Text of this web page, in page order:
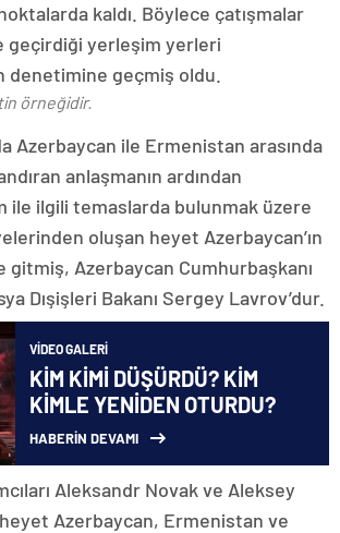
kaldı. Böylece çatışmalar
geçirdiği yerleşim yerleri
denetimine geçmiş oldu.
örneğidir.
Azerbaycan ile Ermenistan arasında
anlaşmanın ardından
ile ilgili temaslarda bulunmak üzere
oluşan heyet Azerbaycan’ın
gitmiş, Azerbaycan Cumhurbaşkanı
Dışişleri Bakanı Sergey Lavrov’dur.
VIDEO GALERI
KİM KİMİ DÜŞÜRDÜ? KİM
KİMLE YENİDEN OTURDU?
HABERİN DEVAMI
Aleksandr Novak ve Aleksey
Azerbaycan, Ermenistan ve